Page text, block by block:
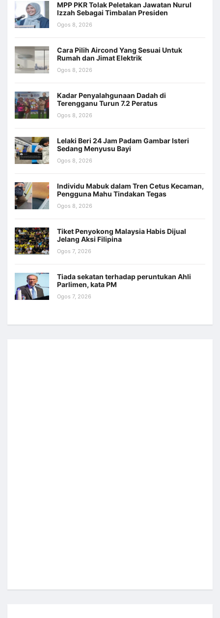
MPP PKR Tolak Peletakan Jawatan Nurul
Izzah Sebagai Timbalan Presiden
Ogos 8, 2026
Cara Pilih Aircond Yang Sesuai Untuk
Rumah dan Jimat Elektrik
Ogos 8, 2026
Kadar Penyalahgunaan Dadah di
Terengganu Turun 7.2 Peratus
Ogos 8, 2026
Lelaki Beri 24 Jam Padam Gambar Isteri
Sedang Menyusu Bayi
Ogos 8, 2026
Individu Mabuk dalam Tren Cetus Kecaman,
Pengguna Mahu Tindakan Tegas
Ogos 8, 2026
Tiket Penyokong Malaysia Habis Dijual
Jelang Aksi Filipina
Ogos 7, 2026
Tiada sekatan terhadap peruntukan Ahli
Parlimen, kata PM
Ogos 7, 2026